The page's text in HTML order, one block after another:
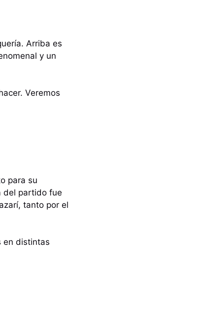
Arriba es
y un
Veremos
para su
del partido fue
tanto por el
en distintas